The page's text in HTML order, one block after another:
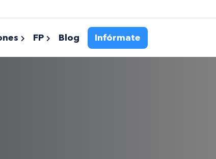
FP Blog Infórmate